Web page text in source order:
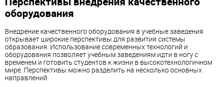
оборудования
Внедрение качественного оборудования в учебные заведения
открывает широкие перспективы для развития системы
образования. Использование современных технологий и
оборудования позволяет учебным заведениям идти в ногу с
временем и готовить студентов к жизни в высокотехнологичном
мире. Перспективы можно разделить на несколько основных
направлений: